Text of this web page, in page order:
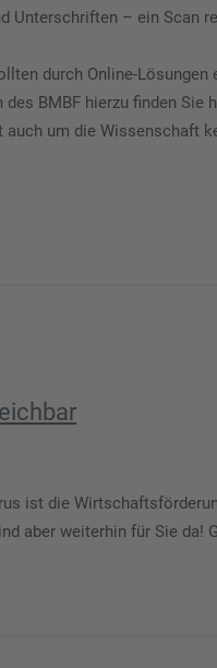
Unterschriften – ein Scan
durch Online-
BMBF hierzu finden Sie
um die Wissenschaft
ist die
aber weiterhin für Sie da!